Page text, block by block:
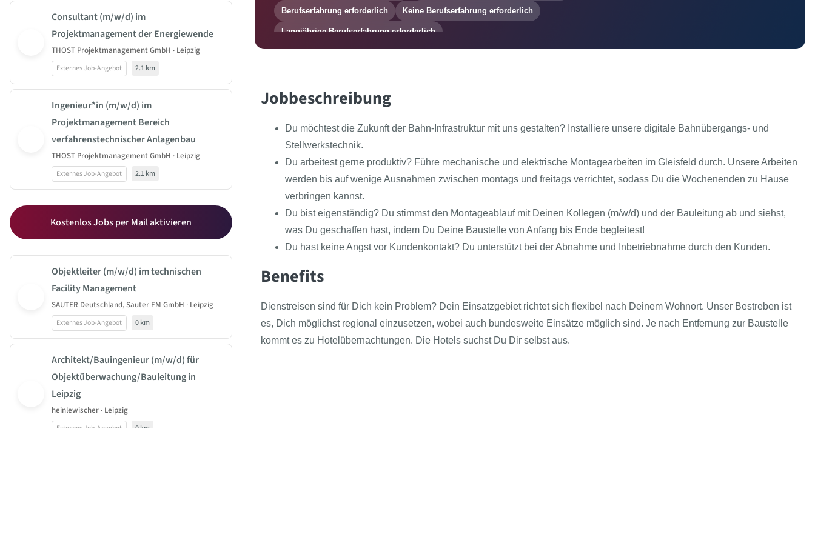
Consultant (m/w/d) im
Projektmanagement der Energiewende
THOST Projektmanagement GmbH · Leipzig
Externes Job-Angebot 2.1 km
Ingenieur*in (m/w/d) im
Projektmanagement Bereich
verfahrenstechnischer Anlagenbau
THOST Projektmanagement GmbH · Leipzig
Externes Job-Angebot 2.1 km
Kostenlos Jobs per Mail aktivieren
Objektleiter (m/w/d) im technischen
Facility Management
SAUTER Deutschland, Sauter FM GmbH · Leipzig
Externes Job-Angebot 0 km
Architekt/Bauingenieur (m/w/d) für
Objektüberwachung/Bauleitung in
Leipzig
heinlewischer · Leipzig
Externes Job-Angebot 0 km
Berufserfahrung erforderlich Keine Berufserfahrung erforderlich
Langjährige Berufserfahrung erforderlich
Jobbeschreibung
Du möchtest die Zukunft der Bahn-Infrastruktur mit uns gestalten? Installiere unsere digitale Bahnübergangs- und
Stellwerkstechnik.
Du arbeitest gerne produktiv? Führe mechanische und elektrische Montagearbeiten im Gleisfeld durch. Unsere Arbeiten
werden bis auf wenige Ausnahmen zwischen montags und freitags verrichtet, sodass Du die Wochenenden zu Hause
verbringen kannst.
Du bist eigenständig? Du stimmst den Montageablauf mit Deinen Kollegen (m/w/d) und der Bauleitung ab und siehst,
was Du geschaffen hast, indem Du Deine Baustelle von Anfang bis Ende begleitest!
Du hast keine Angst vor Kundenkontakt? Du unterstützt bei der Abnahme und Inbetriebnahme durch den Kunden.
Benefits
Dienstreisen sind für Dich kein Problem? Dein Einsatzgebiet richtet sich flexibel nach Deinem Wohnort. Unser Bestreben ist
es, Dich möglichst regional einzusetzen, wobei auch bundesweite Einsätze möglich sind. Je nach Entfernung zur Baustelle
kommt es zu Hotelübernachtungen. Die Hotels suchst Du Dir selbst aus.